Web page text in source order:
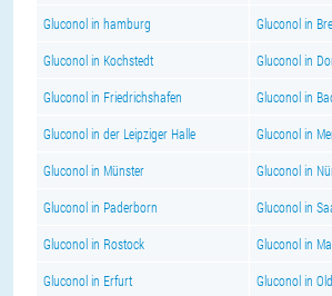
Gluconol in hamburg Gluconol in
Gluconol in Kochstedt Gluconol in
Gluconol in Friedrichshafen Gluconol in
Gluconol in der Leipziger Halle Gluconol in
Gluconol in Münster Gluconol in
Gluconol in Paderborn Gluconol in
Gluconol in Rostock Gluconol in
Gluconol in Erfurt Gluconol in